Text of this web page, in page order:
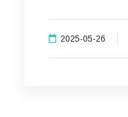
2025-05-26